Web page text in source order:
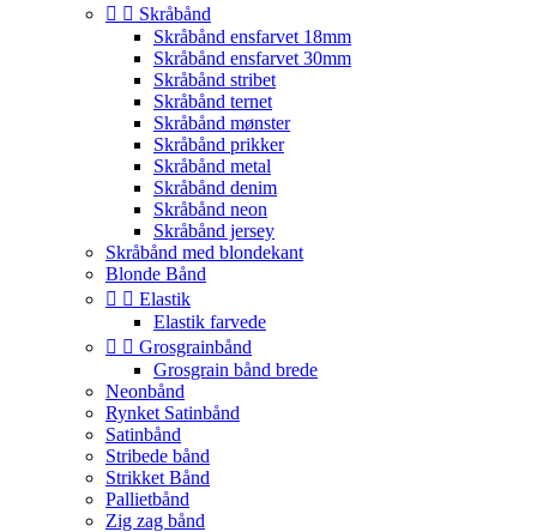
  Skråbånd
Skråbånd ensfarvet 18mm
Skråbånd ensfarvet 30mm
Skråbånd stribet
Skråbånd ternet
Skråbånd mønster
Skråbånd prikker
Skråbånd metal
Skråbånd denim
Skråbånd neon
Skråbånd jersey
Skråbånd med blondekant
Blonde Bånd
  Elastik
Elastik farvede
  Grosgrainbånd
Grosgrain bånd brede
Neonbånd
Rynket Satinbånd
Satinbånd
Stribede bånd
Strikket Bånd
Pallietbånd
Zig zag bånd